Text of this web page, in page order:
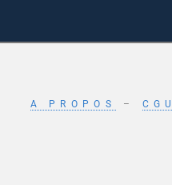
A PROPOS – CGU